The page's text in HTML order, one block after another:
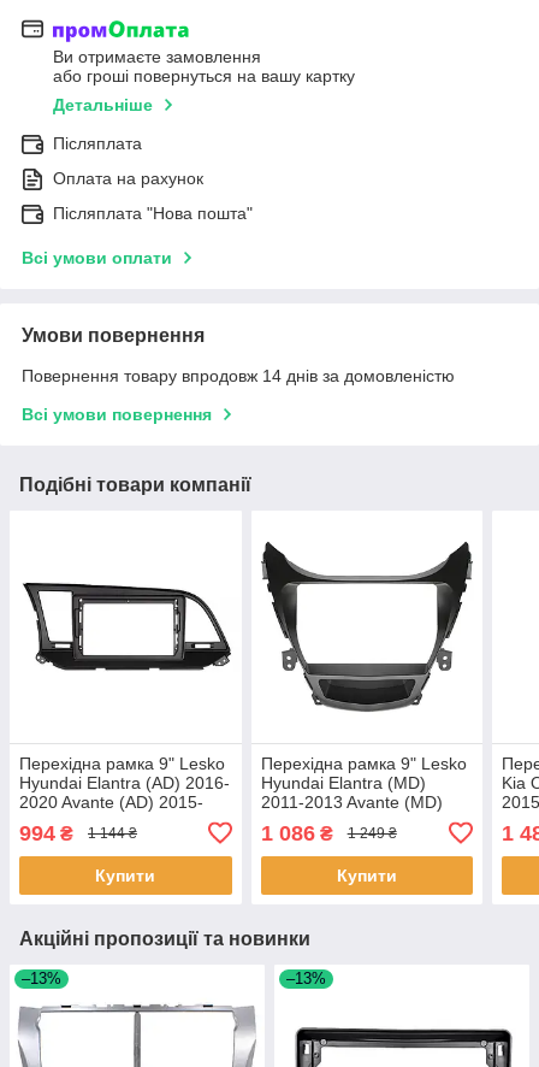
Ви отримаєте замовлення
або гроші повернуться на вашу картку
Детальніше
Післяплата
Оплата на рахунок
Післяплата "Нова пошта"
Всі умови оплати
Умови повернення
Повернення товару впродовж 14 днів за домовленістю
Всі умови повернення
Подібні товари компанії
Перехідна рамка 9" Lesko
Hyundai Elantra (AD) 2016-
2020 Avante (AD) 2015-
994 ₴ 1 144 ₴
Купити
Перехідна рамка 9" Lesko
Hyundai Elantra (MD)
2011-2013 Avante (MD)
2011-2013 (6656) Елантра
Аванте 3шт
1 086₴ 1 249 ₴
Купити
Kia
1
Акційні пропозиції та новинки
–13% –13%